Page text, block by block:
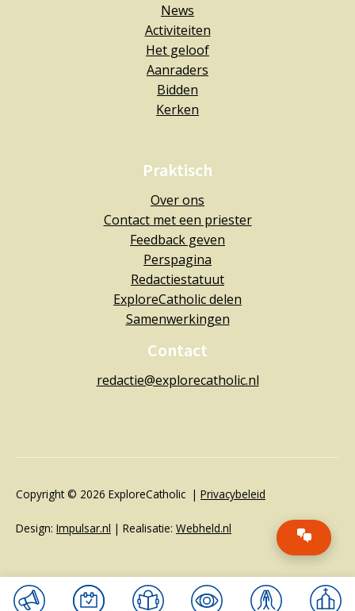
News
Activiteiten
Het geloof
Aanraders
Bidden
Kerken
Praktisch
Over ons
Contact met een priester
Feedback geven
Perspagina
Redactiestatuut
ExploreCatholic delen
Samenwerkingen
Contact
redactie@explorecatholic.nl
Copyright © 2026 ExploreCatholic | Privacybeleid
Design: Impulsar.nl | Realisatie: Webheld.nl